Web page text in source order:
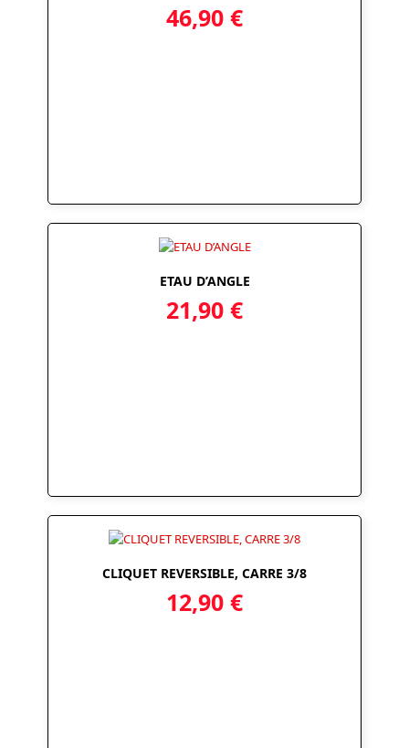
46,90 €
ETAU D’ANGLE
21,90 €
CLIQUET REVERSIBLE, CARRE 3/8
12,90 €